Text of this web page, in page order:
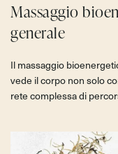
Massaggio
generale
Il massaggio
vede il corpo non solo
rete complessa di